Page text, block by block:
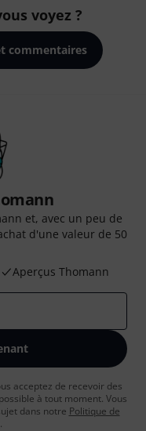
voyez ?
commentaires
et, avec un peu de
d'une valeur de 50
Aperçus Thomann
acceptez de recevoir des
à tout moment. Vous
dans notre Politique de
.